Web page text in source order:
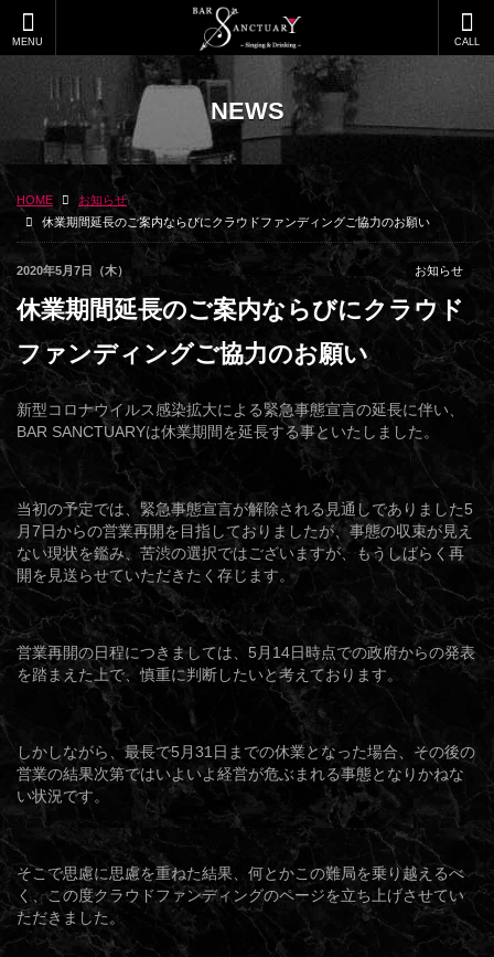
MENU CALL
NEWS
HOME
お知らせ
休業期間延長のご案内ならびにクラウドファンディングご協力のお願い
2020年5月7日（木） お知らせ
休業期間延長のご案内ならびにクラウド
ファンディングご協力のお願い
新型コロナウイルス感染拡大による緊急事態宣言の延長に伴い、
BAR SANCTUARYは休業期間を延長する事といたしました。
当初の予定では、緊急事態宣言が解除される見通しでありました5
月7日からの営業再開を目指しておりましたが、事態の収束が見え
ない現状を鑑み、苦渋の選択ではございますが、もうしばらく再
開を見送らせていただきたく存じます。
営業再開の日程につきましては、5月14日時点での政府からの発表
を踏まえた上で、慎重に判断したいと考えております。
しかしながら、最長で5月31日までの休業となった場合、その後の
営業の結果次第ではいよいよ経営が危ぶまれる事態となりかねな
い状況です。
そこで思慮に思慮を重ねた結果、何とかこの難局を乗り越えるべ
く、この度クラウドファンディングのページを立ち上げさせてい
ただきました。